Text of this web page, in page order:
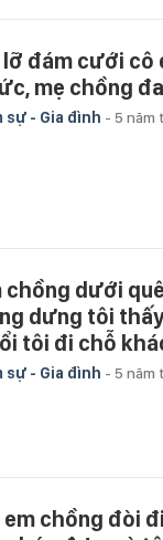
lỡ đám cưới cô
mẹ chồng
sự - Gia đình - 5 năm
chồng dưới
dưng tôi
tôi đi chỗ
sự - Gia đình - 5 năm
em chồng đòi